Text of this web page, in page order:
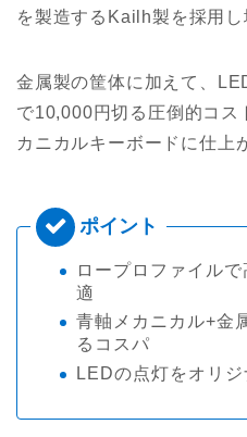
を製造するKailh製を採用し
金属製の筐体に加えて、
で10,000円切る圧倒的コス
カニカルキーボードに仕上
ロープロファイル
適
青軸メカニカル+金
るコスパ
LEDの点灯をオリ